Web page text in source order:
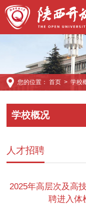
您的位置： 首页> 学校
学校概况
人才招聘
2025年高层次及高
聘进入体